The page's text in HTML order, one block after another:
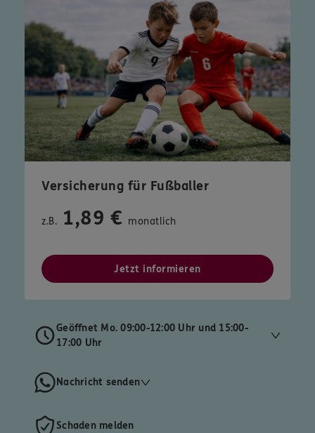
Versicherung für Fußballer
z.B. 1,89 € monatlich
Jetzt informieren
Geöffnet Mo. 09:00-12:00 Uhr und 15:00-
17:00 Uhr
Nachricht senden
Schaden melden